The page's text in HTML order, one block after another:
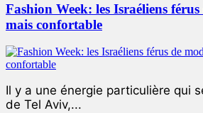
Fashion Week: les Israéliens férus
mais confortable
Il y a une énergie particulière qui
de Tel Aviv,...